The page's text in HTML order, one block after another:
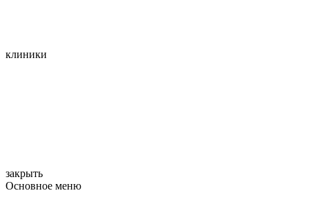
клиники
закрыть
Основное меню